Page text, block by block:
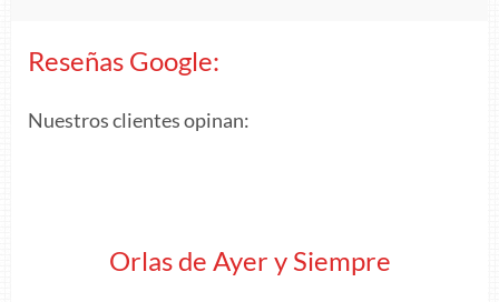
Reseñas Google:
Nuestros clientes opinan:
Orlas de Ayer y Siempre